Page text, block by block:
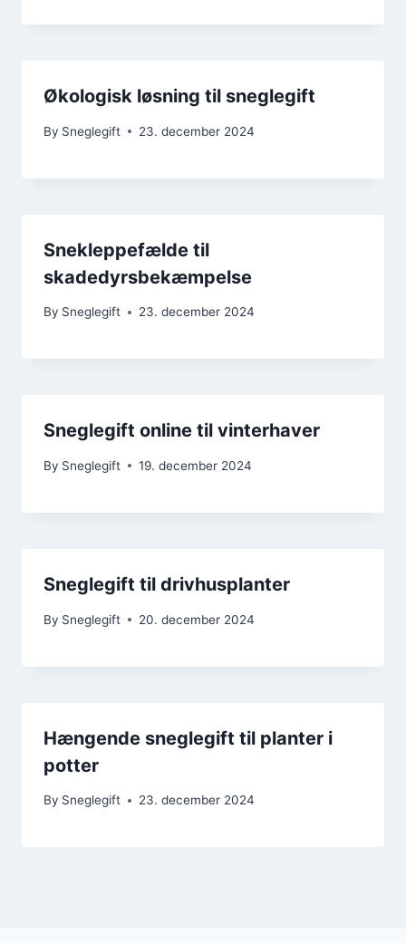
Økologisk løsning til sneglegift
By Sneglegift 23. december 2024
Snekleppefælde til
skadedyrsbekæmpelse
By Sneglegift 23. december 2024
Sneglegift online til vinterhaver
By Sneglegift 19. december 2024
Sneglegift til drivhusplanter
By Sneglegift 20. december 2024
Hængende sneglegift til planter i
potter
By Sneglegift 23. december 2024